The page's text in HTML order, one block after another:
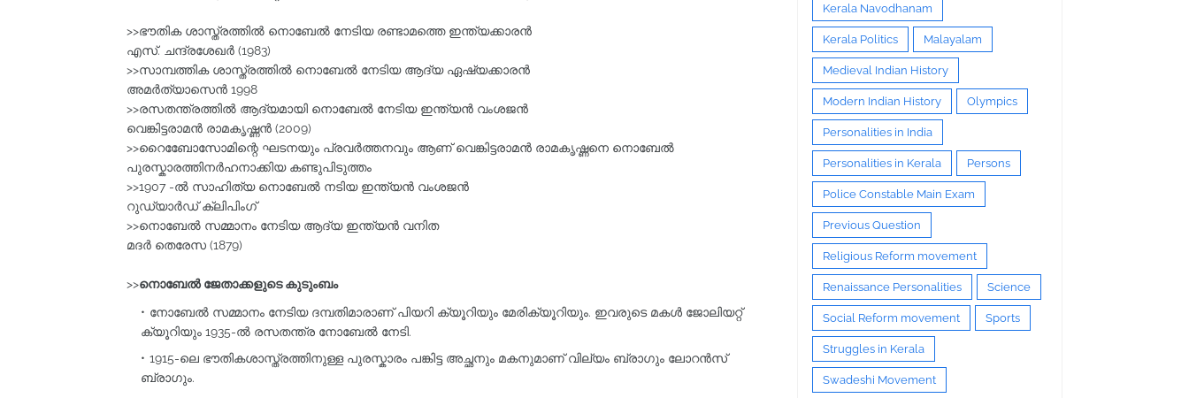
>>ഭൗതിക ശാസ്ത്രത്തില്‍ നൊബേല്‍ നേടിയ രണ്ടാമത്തെ ഇന്ത്യക്കാരന്‍
എസ്‌. ചന്ദ്രശേഖര്‍ (1983)
>>സാമ്പത്തിക ശാസ്ത്രത്തില്‍ നൊബേല്‍ നേടിയ ആദ്യ ഏഷ്യക്കാരന്‍
അമര്‍ത്യാസെന്‍ 1998
>>രസതന്ത്രത്തില്‍ ആദ്യമായി നൊബേല്‍ നേടിയ ഇന്ത്യന്‍ വംശജന്‍
വെങ്കിട്ടരാമന്‍ രാമകൃഷ്ണന്‍ (2009)
>>റൈബേോസോമിന്റെ ഘടനയും പ്രവര്‍ത്തനവും ആണ് വെങ്കിട്ടരാമന്‍ രാമകൃഷ്ണനെ നൊബേല്‍
പുരസ്കാരത്തിനര്‍ഹനാക്കിയ കണ്ടുപിടുത്തം
>>1907 -ല്‍ സാഹിത്യ നൊബേല്‍ നടിയ ഇന്ത്യന്‍ വംശജന്‍
റുഡ്യാര്‍ഡ്‌ ക്ലിപിംഗ്‌
>>നൊബേല്‍ സമ്മാനം നേടിയ ആദ്യ ഇന്ത്യന്‍ വനിത
മദര്‍ തെരേസ (1879)
>>നൊബേല്‍ ജേതാക്കളുടെ കുടുംബം
നോബേല്‍ സമ്മാനം നേടിയ ദമ്പതിമാരാണ് പിയറി ക്യൂറിയും മേരിക്യൂറിയും. ഇവരുടെ മകള്‍ ജോലിയറ്റ്
ക്യൂറിയും 1935-ല്‍ രസതന്ത്ര നോബേല്‍ നേടി.
1915-ലെ ഭൗതികശാസ്ത്രത്തിനുള്ള പുരസ്കാരം പങ്കിട്ട അച്ഛനും മകനുമാണ് വില്യം ബ്രാഗും ലോറന്‍സ്
ബ്രാഗും.
Kerala Navodhanam
Kerala Politics Malayalam
Medieval Indian History
Modern Indian History Olympics
Personalities in India
Personalities in Kerala Persons
Police Constable Main Exam
Previous Question
Religious Reform movement
Renaissance Personalities Science
Social Reform movement Sports
Struggles in Kerala
Swadeshi Movement